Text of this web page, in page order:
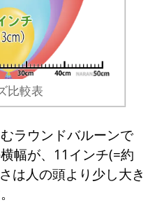
比較表
ラウンドバルーンで
幅が、11インチ(=約
は人の頭より少し大き